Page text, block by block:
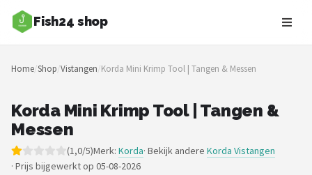
Fish24 shop
Zoeken
NAVIGATIE
Merken
Blog
Home/Shop/Vistangen/Korda Mini Krimp Tool | Tangen & Messen
Korda Mini Krimp Tool | Tangen &
Messen
(1,0/5)Merk: Korda· Bekijk andere Korda Vistangen
· Prijs bijgewerkt op 05-08-2026